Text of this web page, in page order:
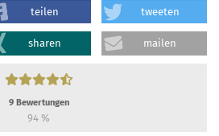
teilen tweeten
sharen mailen
9Bewertungen
94 %